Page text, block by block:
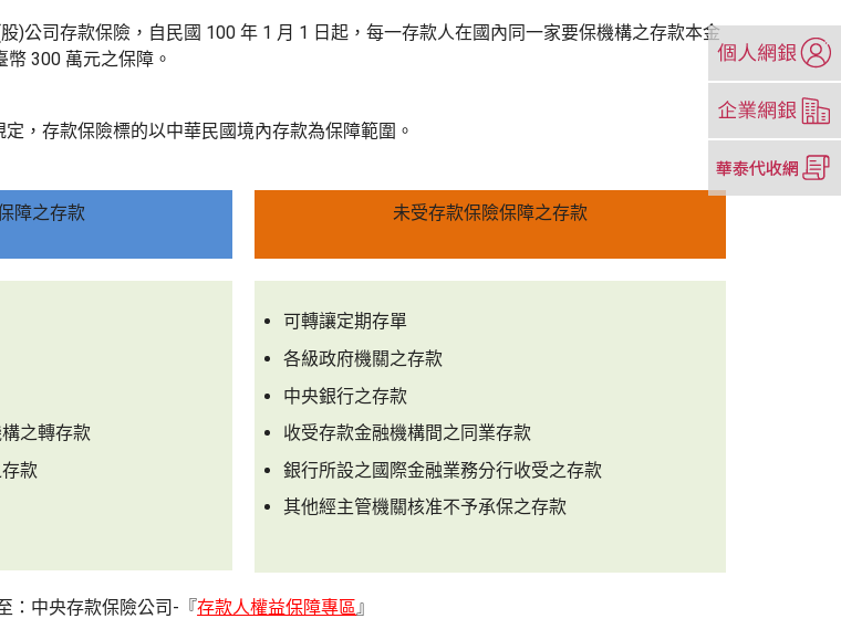
)公司存款保險，自民國 100 年 1 月 1 日起，每一存款人在國內同一家要保機構之存款本金
300 萬元之保障。
，存款保險標的以中華民國境內存款為保障範圍。
障之存款
之轉存款
款
未受存款保險保障之存款
可轉讓定期存單
各級政府機關之存款
中央銀行之存款
收受存款金融機構間之同業存款
銀行所設之國際金融業務分行收受之存款
其他經主管機關核准不予承保之存款
：中央存款保險公司-『存款人權益保障專區 （另
』
（另
開
新
視
窗）
開
新
視
窗）
開
窗）